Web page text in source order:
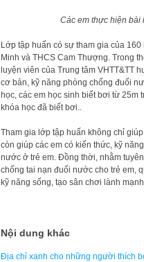
Các em thực hiện bài
Lớp tập huấn có sự tham gia của
Minh và THCS Cam Thượng. Trong
luyện viên của Trung tâm VHTT&TT
cơ bản, kỹ năng phòng chống đuối
học, các em học sinh biết bơi từ 25m
khóa học đã biết bơi..
Tham gia lớp tập huấn không chỉ
còn giúp các em có kiến thức, kỹ
nước ở trẻ em. Đồng thời, nhằm
chống tai nạn đuối nước cho trẻ em,
kỹ năng sống, tạo sân chơi lành
Nội dung khác
Địa chỉ xanh cho những người thích